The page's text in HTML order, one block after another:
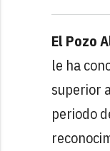
El Pozo
le ha
superior
periodo